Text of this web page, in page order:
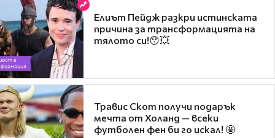
Елиът Пейдж разкри истинската
причина за трансформацията на
тялото си!😯💥
Травис Скот получи подарък
мечта от Холанд — всеки
футболен фен би го искал! 🤩